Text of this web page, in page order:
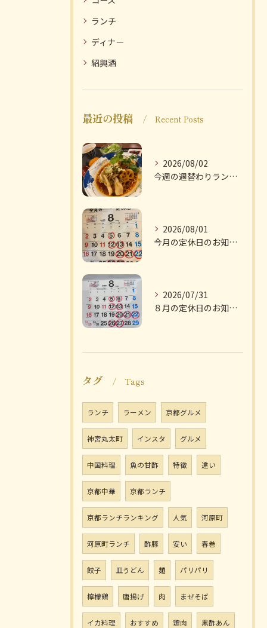
ランチ
ディナー
紹興酒
最近の投稿 Recent Posts
2026/08/02
今週の週替わりランチのご紹介です
2026/08/01
今月の定休日のお知らせです
2026/07/31
８月の定休日のお知らせです
タグ Tags
ランチ ラーメン 京都グルメ
神宮丸太町 インスタ グルメ
中国料理 魚の甘酢 特徴 違い
京都中華 京都ランチ
京都ランチランキング 人気 河原町
河原町ランチ 酢豚 安い 春巻
餃子 皿うどん 麺 パリパリ
檸檬鶏 唐揚げ 肉 まぜそば
イカ料理 おすすめ 鶏肉 黒酢あん